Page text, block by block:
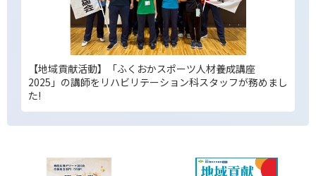
【地域貢献活動】「ふくおかスポーツ人材養成講座
2025」の講師をリハビリテーション科スタッフが務めまし
た!